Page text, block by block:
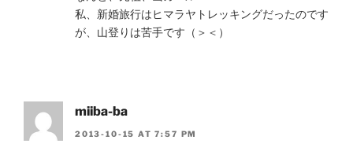
私、新婚旅行はヒマラヤトレッキングだったのです
が、山登りは苦手です（＞＜）
miiba-ba
2013-10-15 AT 7:57 PM